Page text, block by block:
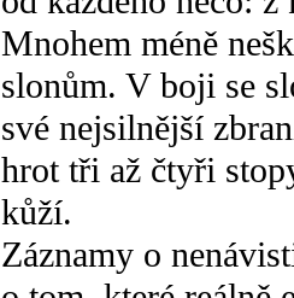
Mnohem méně
slonům. V boji se
své nejsilnější
hrot tři až čtyři
kůží.
Záznamy o